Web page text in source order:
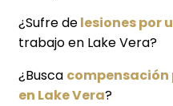
¿Sufre delesiones por
trabajo en Lake Vera?
¿Busca
en Lake Vera?